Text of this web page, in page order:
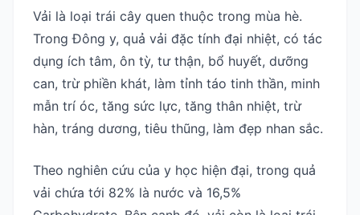
Vải là loại trái cây quen thuộc trong mùa hè.
Trong Đông y, quả vải đặc tính đại nhiệt, có tác
dụng ích tâm, ôn tỳ, tư thận, bổ huyết, dưỡng
can, trừ phiền khát, làm tỉnh táo tinh thần, minh
mẫn trí óc, tăng sức lực, tăng thân nhiệt, trừ
hàn, tráng dương, tiêu thũng, làm đẹp nhan sắc.
Theo nghiên cứu của y học hiện đại, trong quả
vải chứa tới 82% là nước và 16,5%